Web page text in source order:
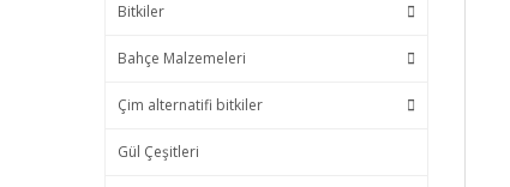
Bitkiler
Bahçe Malzemeleri
Çim alternatifi bitkiler
Gül Çeşitleri